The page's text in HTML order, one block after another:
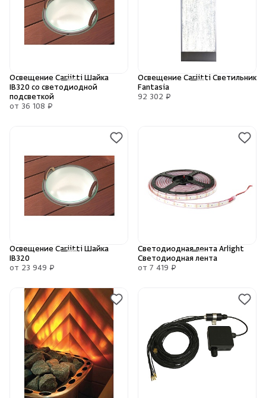
Пародушевые
Освещение Cariitti Шайка
IB320 со светодиодной
подсветкой
от 36 108 ₽
Освещение Cariitti Светильник
Fantasia
92 302 ₽
Освещение Cariitti Шайка
IB320
от 23 949 ₽
Светодиодная лента Arlight
Светодиодная лента
от 7 419 ₽